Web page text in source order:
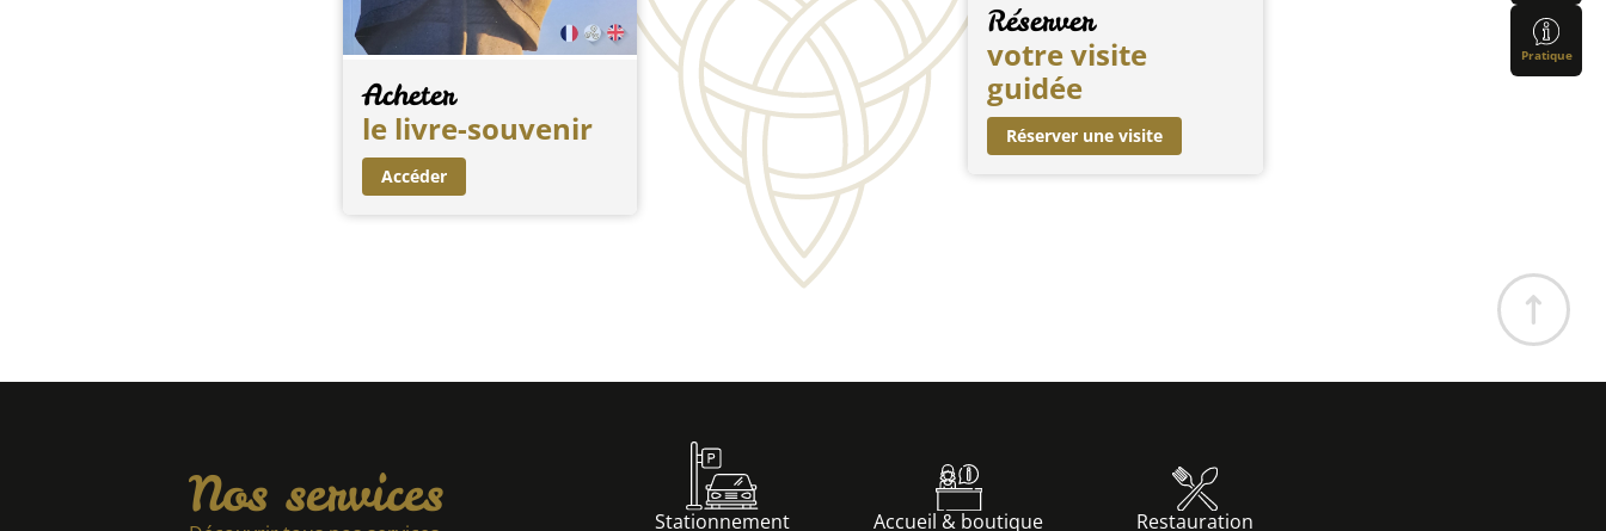
Acheter
le livre-souvenir
Accéder
Réserver
votre visite
guidée
Réserver une visite
Pratique
Nos services Stationnement Accueil & boutique Restauration